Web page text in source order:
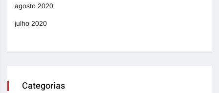
agosto 2020
julho 2020
Categorias